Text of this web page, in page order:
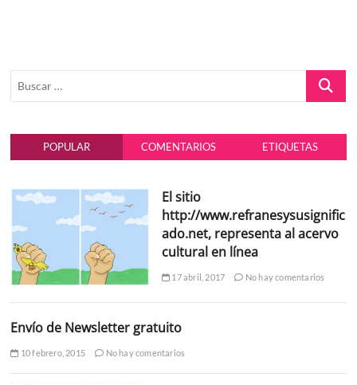
Buscar
POPULAR COMENTARIOS ETIQUETAS
El sitio
http://www.refranesysusignific
ado.net, representa al acervo
cultural en línea
17 abril, 2017 No hay comentarios
Envío de Newsletter gratuito
10 febrero, 2015 No hay comentarios